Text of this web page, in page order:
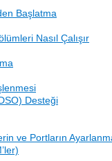
Başlatma
Nasıl Çalışır
Desteği
ve Portların